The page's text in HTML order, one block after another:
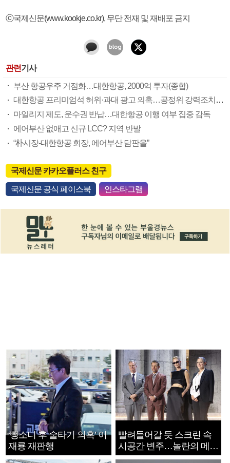
ⓒ국제신문(www.kookje.co.kr), 무단 전재 및 재배포 금지
관련기사
부산 항공우주 거점화…대한항공, 2000억 투자(종합)
대한항공 프리미엄석 허위·과대 광고 의혹…공정위 강력조치 예고
마일리지 제도, 운수권 반납…대한항공 이행 여부 집중 감독
에어부산 없애고 신규 LCC? 지역 반발
“朴시장-대한항공 회장, 에어부산 담판을”
국제신문 카카오플러스 친구
국제신문 공식 페이스북 인스타그램
‘뺑소니 후 술타기 의혹’ 이
재룡 재판행
빨려들어갈 듯 스크린 속
시공간 변주…놀란의 메시
지는 ‘전쟁 속죄’